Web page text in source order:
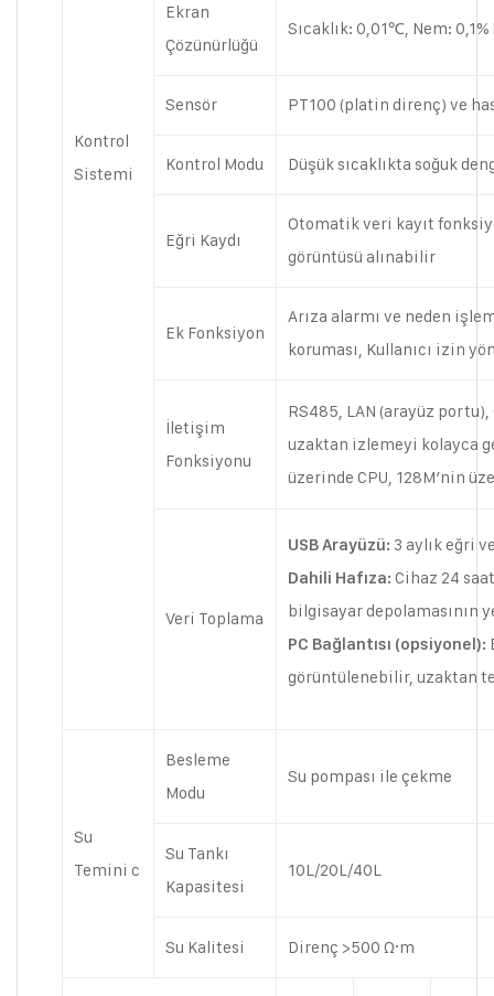
Kontrol
Sistemi
Ekran
Çözünürlüğü
Sıcaklık: 0,01℃, Nem:
Sensör PT100 (platin direnç) ve
Kontrol Modu Düşük sıcaklıkta soğuk
Eğri Kaydı
Otomatik veri kayıt
görüntüsü alınabilir
Ek Fonksiyon
Arıza alarmı ve neden
koruması, Kullanıcı izin
İletişim
Fonksiyonu
RS485, LAN (arayüz
uzaktan izlemeyi kolayca
üzerinde CPU, 128M’nin
Veri Toplama
USB Arayüzü: 3 aylık eğri
Dahili Hafıza: Cihaz 24
bilgisayar depolamasının
PC Bağlantısı (opsiyonel):
görüntülenebilir, uzaktan
Su
Temini c
Besleme
Modu
Su pompası ile çekme
Su Tankı
Kapasitesi
10L/20L/40L
Su Kalitesi Direnç >500 Ω·m